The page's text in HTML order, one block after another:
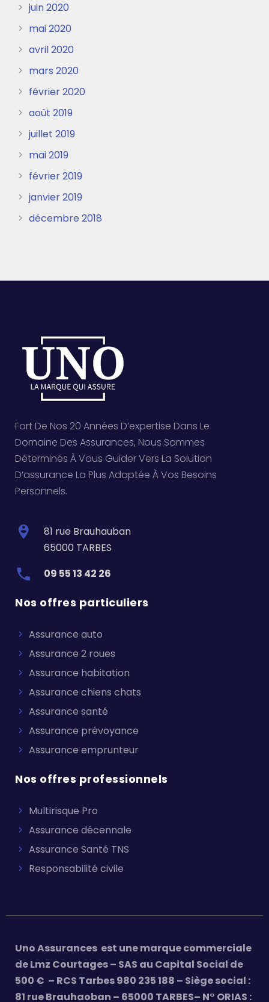
juin 2020
mai 2020
avril 2020
mars 2020
février 2020
août 2019
juillet 2019
mai 2019
février 2019
janvier 2019
décembre 2018
Fort De Nos 20 Années D’expertise Dans Le
Domaine Des Assurances, Nous Sommes
Déterminés À Vous Guider Vers La Solution
D’assurance La Plus Adaptée À Vos Besoins
Personnels.
81 rue Brauhauban
65000 TARBES
09 55 13 42 26
Nos offres particuliers
Assurance auto
Assurance 2 roues
Assurance habitation
Assurance chiens chats
Assurance santé
Assurance prévoyance
Assurance emprunteur
Nos offres professionnels
Multirisque Pro
Assurance décennale
Assurance Santé TNS
Responsabilité civile
Uno Assurances est une marque commerciale
de Lmz Courtages – SAS au Capital Social de
500 € – RCS Tarbes 980 235 188 – Siège social :
81 rue Brauhaoban – 65000 TARBES– N° ORIAS :